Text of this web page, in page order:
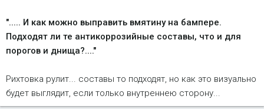
"..... И как можно выправить вмятину на бампере.
Подходят ли те антикоррозийные составы, что и для
порогов и днища?...."
Рихтовка рулит... составы то подходят, но как это визуально
будет выглядит, если только внутреннею сторону...